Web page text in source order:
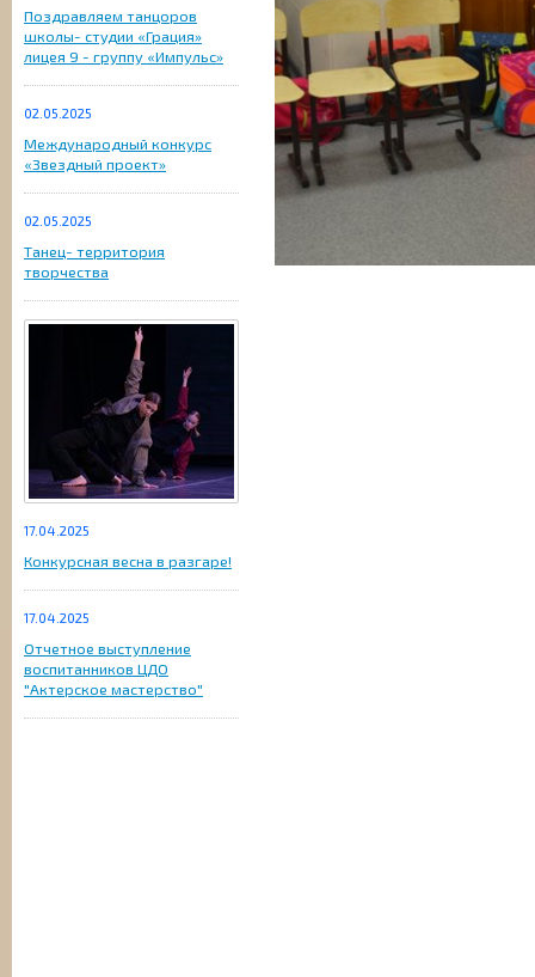
Поздравляем танцоров
школы- студии «Грация»
лицея 9 - группу «Импульс»
02.05.2025
Международный конкурс
«Звездный проект»
02.05.2025
Танец- территория
творчества
17.04.2025
Конкурсная весна в разгаре!
17.04.2025
Отчетное выступление
воспитанников ЦДО
"Актерское мастерство"